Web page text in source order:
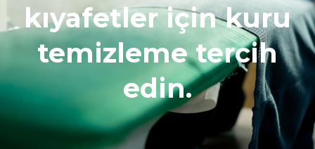
kıyafetler için kuru
temizleme tercih
edin.